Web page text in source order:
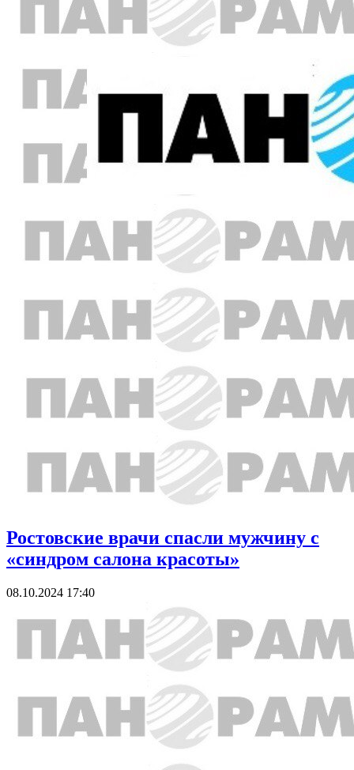
Ростовские врачи спасли мужчину с
«синдром салона красоты»
08.10.2024 17:40